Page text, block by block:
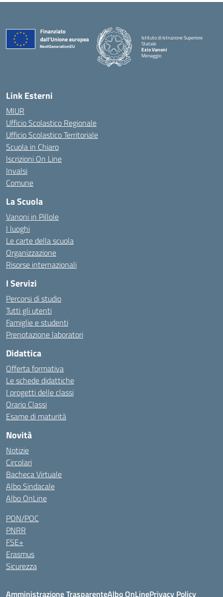
Istituto di Istruzione Superiore
Statale
Ezio Vanoni
Menaggio
— Visita la pagina iniziale della scuola
Link Esterni
MIUR
Ufficio Scolastico Regionale
Ufficio Scolastico Territoriale
Scuola in Chiaro
Iscrizioni On Line
Invalsi
Comune
La Scuola
Vanoni in Pillole
I luoghi
Le carte della scuola
Organizzazione
Risorse internazionali
I Servizi
Percorsi di studio
Tutti gli utenti
Famiglie e studenti
Prenotazione laboratori
Didattica
Offerta formativa
Le schede didattiche
I progetti delle classi
Orario Classi
Esame di maturità
Novità
Notizie
Circolari
Bacheca Virtuale
Albo Sindacale
Albo OnLine
PON/POC
PNRR
FSE+
Erasmus
Sicurezza
Amministrazione TrasparenteAlbo OnLinePrivacy Policy